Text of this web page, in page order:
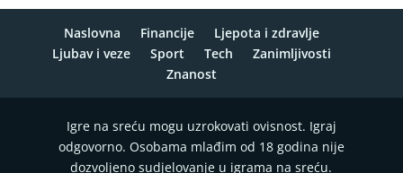
Naslovna Financije
Ljepota i zdravlje
Ljubav i veze
Sport Tech
Zanimljivosti
Znanost
Igre na sreću mogu uzrokovati ovisnost. Igraj
odgovorno. Osobama mlađim od 18 godina nije
dozvoljeno sudjelovanje u igrama na sreću.